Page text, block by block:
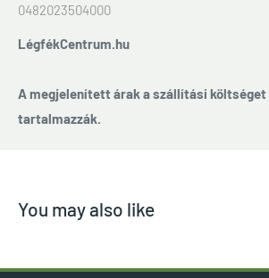
0482023504000
LégfékCentrum.hu
A megjelenített árak a szállítási költséget
tartalmazzák.
You may also like